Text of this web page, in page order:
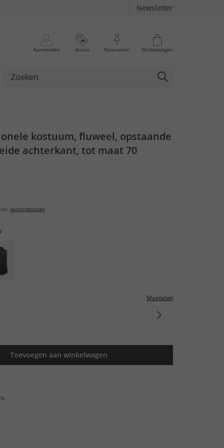
Newsletter
Aanmelden Acties Favorieten Winkelwagen
kostuum, fluweel, opstaande
achterkant, tot maat 70
verzendkosten
Maatabel
Toevoegen aan winkelwagen